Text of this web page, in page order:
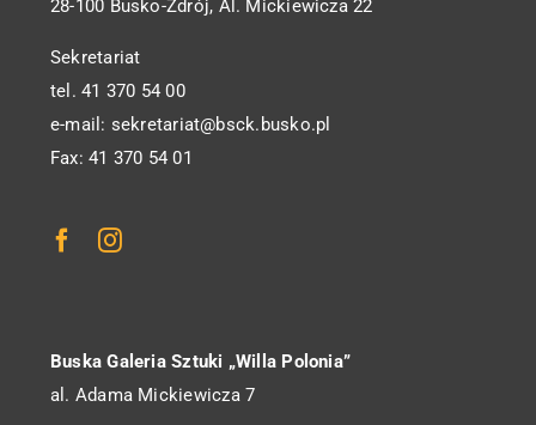
28-100 Busko-Zdrój, Al. Mickiewicza 22
Sekretariat
tel. 41 370 54 00
e-mail: sekretariat@bsck.busko.pl
Fax: 41 370 54 01
Buska Galeria Sztuki „Willa Polonia”
al. Adama Mickiewicza 7